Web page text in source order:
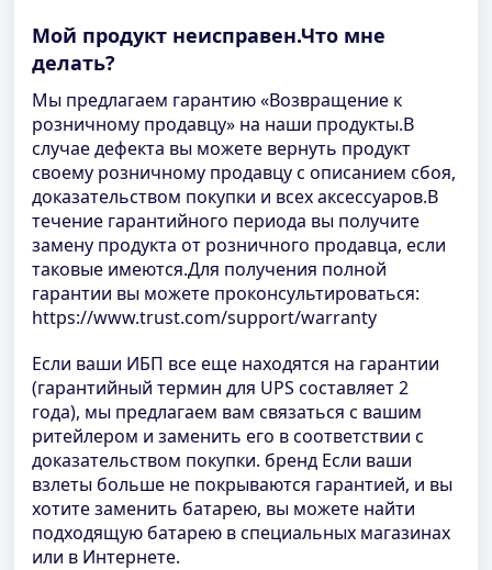
Мой продукт неисправен.Что мне
делать?
Мы предлагаем гарантию «Возвращение к
розничному продавцу» на наши продукты.В
случае дефекта вы можете вернуть продукт
своему розничному продавцу с описанием сбоя,
доказательством покупки и всех аксессуаров.В
течение гарантийного периода вы получите
замену продукта от розничного продавца, если
таковые имеются.Для получения полной
гарантии вы можете проконсультироваться:
https://www.trust.com/support/warranty
Если ваши ИБП все еще находятся на гарантии
(гарантийный термин для UPS составляет 2
года), мы предлагаем вам связаться с вашим
ритейлером и заменить его в соответствии с
доказательством покупки. бренд Если ваши
взлеты больше не покрываются гарантией, и вы
хотите заменить батарею, вы можете найти
подходящую батарею в специальных магазинах
или в Интернете.